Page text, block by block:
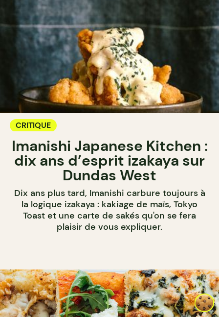
CRITIQUE
Imanishi Japanese Kitchen :
dix ans d’esprit izakaya sur
Dundas West
Dix ans plus tard, Imanishi carbure toujours à
la logique izakaya : kakiage de maïs, Tokyo
Toast et une carte de sakés qu'on se fera
plaisir de vous expliquer.